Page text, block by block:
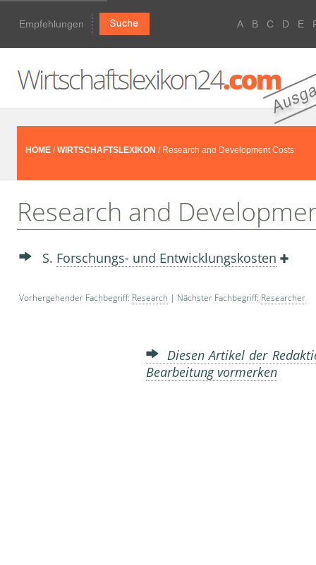
Empfehlungen A B C D E
HOME /WIRTSCHAFTSLEXIKON / Research and Development Costs
Research and
S. Forschungs- und Entwicklungskosten
Vorhergehender Fachbegriff: Research | Nächster Fachbegriff: Researcher
Diesen Artikel der
Bearbeitung vormerken